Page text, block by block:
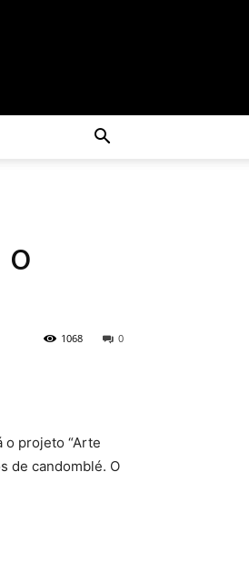
o
0
1068
o projeto “Arte
de candomblé. O